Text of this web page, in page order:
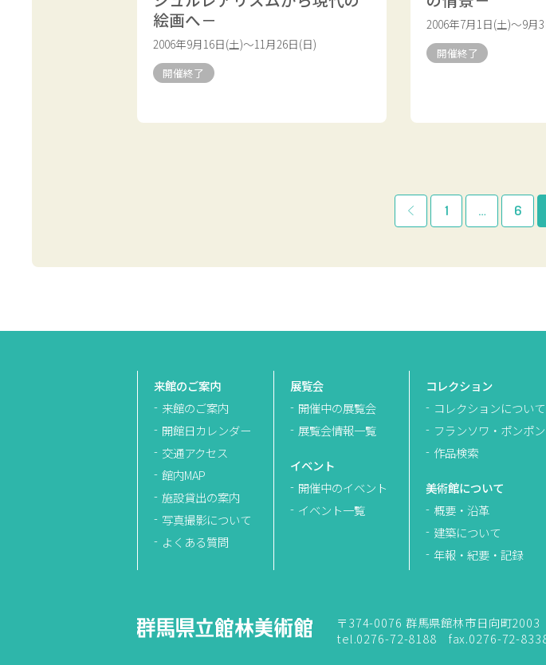
絵画へ－
2006年9月16日(土)～11月26日(日)
開催終了
2006年7月1日(土)～9月
開催終了
1 … 6
来館のご案内
来館のご案内
開館日カレンダー
交通アクセス
館内MAP
施設貸出の案内
写真撮影について
よくある質問
展覧会
開催中の展覧会
展覧会情報一覧
イベント
開催中のイベント
イベント一覧
コレクション
コレクションについて
フランソワ・ポンポン
作品検索
美術館について
概要・沿革
建築について
年報・紀要・記録
〒374-0076 群馬県館林市日向町2003
tel.0276-72-8188 fax.0276-72-